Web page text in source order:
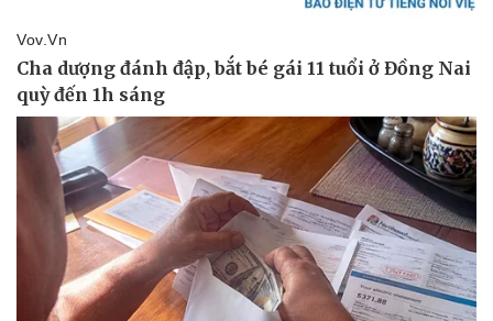
Pháp luật
Vụ án
Quân sự - Quốc phòng
Vũ khí